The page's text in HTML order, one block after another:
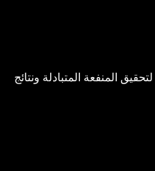
المنفعة المتبادلة ونتائج